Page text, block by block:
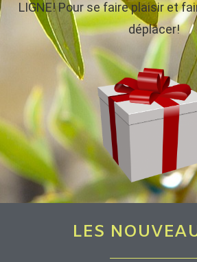
LIGNE! Pour se faire plaisir et
déplacer!
LES